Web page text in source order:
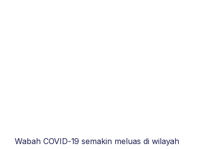
Wabah COVID-19 semakin meluas di wilayah